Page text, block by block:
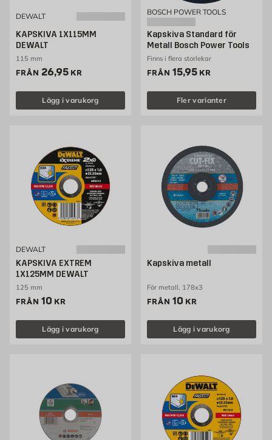
DEWALT
KAPSKIVA 1X115MM
DEWALT
115 mm
FRÅN Pris 26.95 kr
26,95 KR
Lägg i varukorg
BOSCH POWER TOOLS
Kapskiva Standard för
Metall Bosch Power Tools
Finns i flera storlekar
FRÅN Pris 15.95 kr
15,95 KR
Fler varianter
DEWALT
KAPSKIVA EXTREM
1X125MM DEWALT
125 mm
FRÅN Pris 10 kr
10 KR
Lägg i varukorg
Kapskiva metall
För metall, 178x3
FRÅN Pris 10 kr
10 KR
Lägg i varukorg